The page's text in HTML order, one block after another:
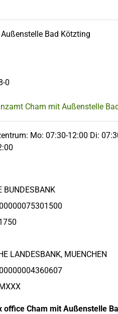
Bad Kötzting
0
Cham mit Außenstelle
Mo: 07:30-12:00 Di:
BUNDESBANK
LANDESBANK, MUENCHEN
office Cham mit Außenstelle